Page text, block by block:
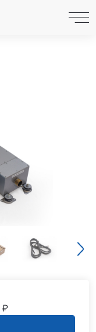
₽